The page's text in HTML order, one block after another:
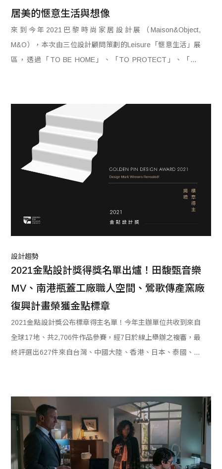
居美的愜意生活與想像
來到今年2021巴黎時尚家居設計展（Maison&Object,
M&O），本次由三位設計顧問策劃的Leisure「愜意生活」展
區，透過「TO BE HOME」、「TO PROTECT」、「TO
設計趨勢
2021金點設計獎得獎名單出爐！田馥甄音樂
MV、南港瓶蓋工廠職人空間、鶯歌傳產窯廠
復興計畫榮獲金點標章
2021金點設計獎公布標章得主名單！今年主辦單位共收到來自
全球17地、共2,706件作品參賽，經7日於線上舉辦之複審，最
終評選出627件來自台灣、中國大陸、香港、日本、泰國、新
日舉辦之決審，繼續角逐象徵最高榮譽的「年度最佳設計
獎」！